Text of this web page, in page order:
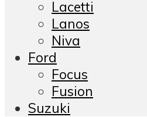
Lacetti
Lanos
Niva
Ford
Focus
Fusion
Suzuki